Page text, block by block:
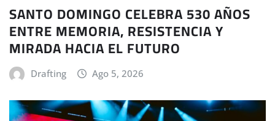
SANTO DOMINGO CELEBRA 530 AÑOS
ENTRE MEMORIA, RESISTENCIA Y
MIRADA HACIA EL FUTURO
Drafting Ago 5, 2026